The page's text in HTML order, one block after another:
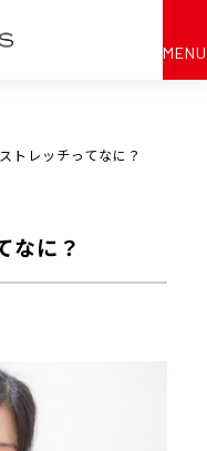
の特徴
MENU
トレッチってなに？
なに？